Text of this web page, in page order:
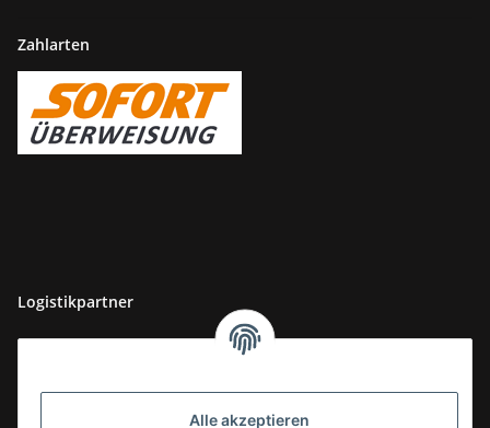
Alle akzeptieren
Zahlarten
Logistikpartner